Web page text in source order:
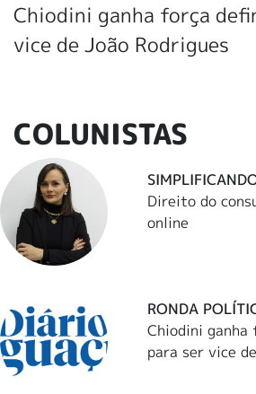
Chiodini ganha força
vice de João Rodrigues
COLUNISTAS
Direito do
online
RONDA
Chiodini
para ser vice